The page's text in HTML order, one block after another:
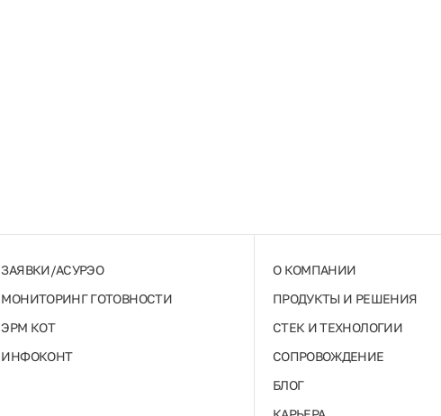
ЗАЯВКИ/АСУРЭО
МОНИТОРИНГ ГОТОВНОСТИ
ЭРМ КОТ
ИНФОКОНТ
О КОМПАНИИ
ПРОДУКТЫ И РЕШЕНИЯ
СТЕК И ТЕХНОЛОГИИ
СОПРОВОЖДЕНИЕ
БЛОГ